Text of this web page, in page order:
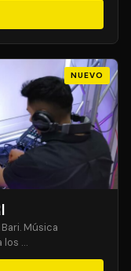
NUEVO
Música
los …